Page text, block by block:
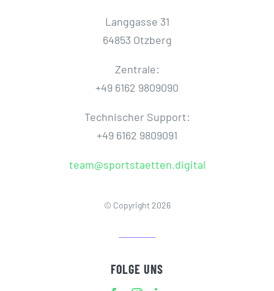
Langgasse 31
64853 Otzberg
Zentrale:
+49 6162 9809090
Technischer Support:
+49 6162 9809091
team@sportstaetten.digital
© Copyright 2026
FOLGE UNS